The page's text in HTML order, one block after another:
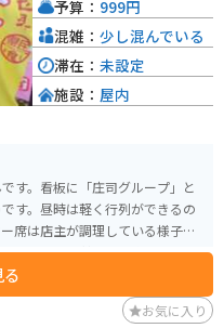
す。看板に「庄司グループ」と
す。昼時は軽く行列ができるの
席は店主が調理している様子が
カウンター越しに店主と会話も
められます。
予算： 999円
混雑： 少し混んでいる
滞在： 未設定
施設： 屋内
お気に入り